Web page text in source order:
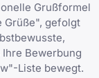
Grußformel
Grüße", gefolgt
Bewerbung
Liste bewegt.